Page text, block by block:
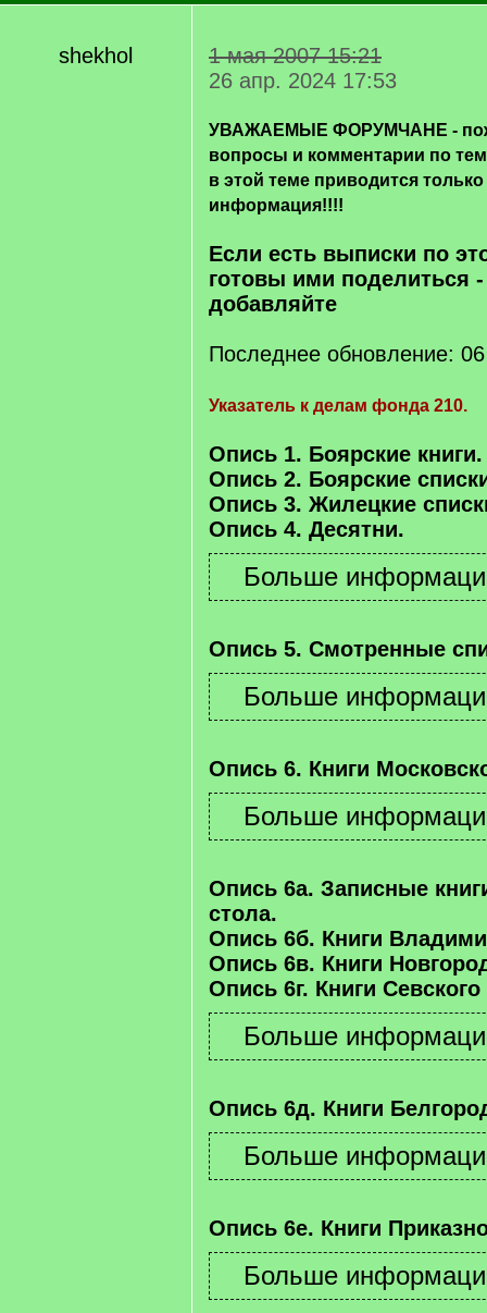
shekhol
1 мая 2007 15:21
26 апр. 2024 17:53
УВАЖАЕМЫЕ ФОРУМЧАНЕ -
вопросы и комментарии по
в этой теме приводится
информация!!!!
Если есть выписки по
готовы ими поделиться
добавляйте
Последнее обновление:
Указатель к делам фонда 210.
Опись 1. Боярские книги.
Опись 2. Боярские
Опись 3. Жилецкие
Опись 4. Десятни.
Опись 5. Смотренные
Опись 6. Книги
Опись 6а. Записные
стола.
Опись 6б. Книги
Опись 6в. Книги
Опись 6г. Книги Севского
Опись 6д. Книги
Опись 6е. Книги